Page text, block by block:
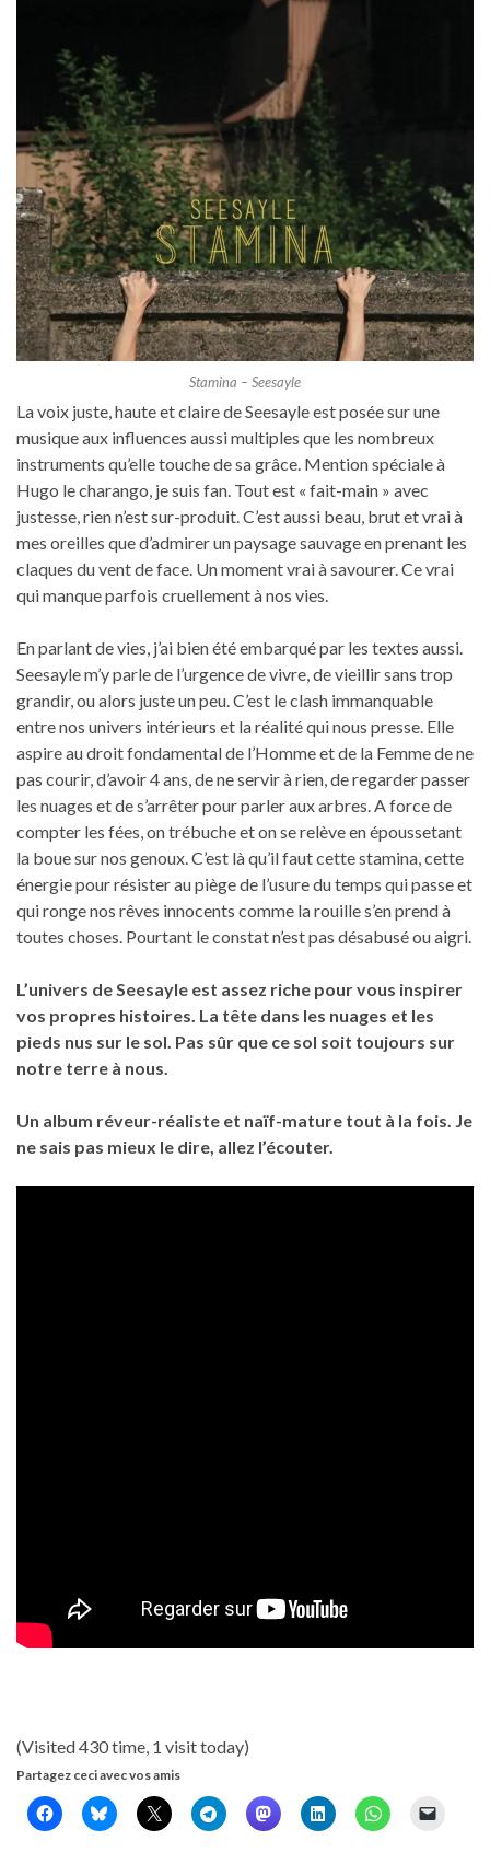
Stamina – Seesayle
La voix juste, haute et claire de Seesayle est posée sur une
musique aux influences aussi multiples que les nombreux
instruments qu’elle touche de sa grâce. Mention spéciale à
Hugo le charango, je suis fan. Tout est « fait-main » avec
justesse, rien n’est sur-produit. C’est aussi beau, brut et vrai à
mes oreilles que d’admirer un paysage sauvage en prenant les
claques du vent de face. Un moment vrai à savourer. Ce vrai
qui manque parfois cruellement à nos vies.
En parlant de vies, j’ai bien été embarqué par les textes aussi.
Seesayle m’y parle de l’urgence de vivre, de vieillir sans trop
grandir, ou alors juste un peu. C’est le clash immanquable
entre nos univers intérieurs et la réalité qui nous presse. Elle
aspire au droit fondamental de l’Homme et de la Femme de ne
pas courir, d’avoir 4 ans, de ne servir à rien, de regarder passer
les nuages et de s’arrêter pour parler aux arbres. A force de
compter les fées, on trébuche et on se relève enépoussetant
la boue sur nos genoux. C’est là qu’il faut cette stamina, cette
énergie pour résister au piège de l’usure du temps qui passe et
qui ronge nos rêves innocents comme la rouille s’en prend à
toutes choses. Pourtant le constat n’est pas désabusé ou aigri.
L’univers de Seesayle est assez riche pour vous inspirer
vos propres histoires. La tête dans les nuages et les
pieds nus sur le sol. Pas sûr que ce sol soit toujours sur
notre terre à nous.
Un album réveur-réaliste et naïf-mature tout à la fois. Je
ne sais pas mieux le dire, allez l’écouter.
(Visited 430 time, 1 visit today)
Partagez ceci avec vos amis